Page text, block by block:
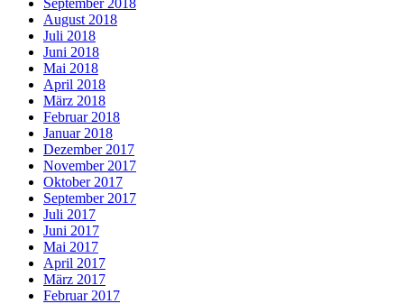
August 2018
Juli 2018
Juni 2018
Mai 2018
April 2018
März 2018
Februar 2018
Januar 2018
Dezember 2017
November 2017
Oktober 2017
September 2017
Juli 2017
Juni 2017
Mai 2017
April 2017
März 2017
Februar 2017